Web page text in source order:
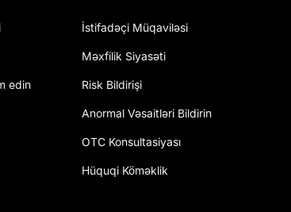
edin
İstifadəçi Müqaviləsi
Məxfilik Siyasəti
Risk Bildirişi
Anormal Vəsaitləri Bildirin
OTC Konsultasiyası
Hüquqi Köməklik